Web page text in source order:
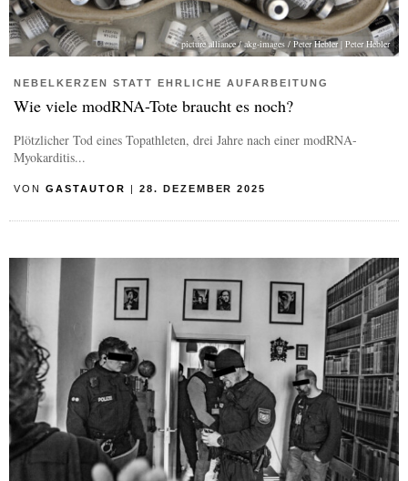
picture alliance / akg-images / Peter Hebler | Peter Hebler
NEBELKERZEN STATT EHRLICHE AUFARBEITUNG
Wie viele modRNA-Tote braucht es noch?
Plötzlicher Tod eines Topathleten, drei Jahre nach einer modRNA-
Myokarditis...
VON GASTAUTOR | 28. DEZEMBER 2025